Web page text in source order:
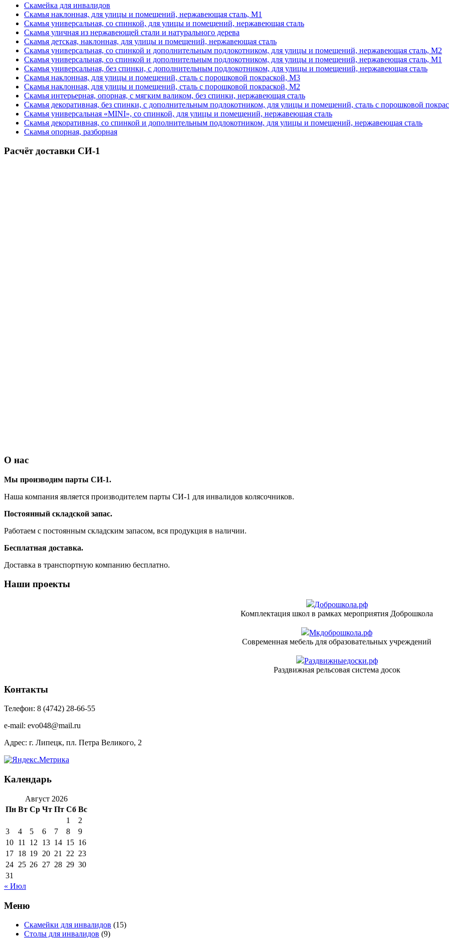
Скамейка для инвалидов
Скамья наклонная, для улицы и помещений, нержавеющая сталь, М1
Скамья универсальная, со спинкой, для улицы и помещений, нержавеющая сталь
Скамья уличная из нержавеющей стали и натурального дерева
Скамья детская, наклонная, для улицы и помещений, нержавеющая сталь
Скамья универсальная, со спинкой и дополнительным подлокотником, для улицы и помещений, нержавеющая сталь, М2
Скамья универсальная, со спинкой и дополнительным подлокотником, для улицы и помещений, нержавеющая сталь, М1
Скамья универсальная, без спинки, с дополнительным подлокотником, для улицы и помещений, нержавеющая сталь
Скамья наклонная, для улицы и помещений, сталь с порошковой покраской, М3
Скамья наклонная, для улицы и помещений, сталь с порошковой покраской, М2
Скамья интерьерная, опорная, с мягким валиком, без спинки, нержавеющая сталь
Скамья декоративная, без спинки, с дополнительным подлокотником, для улицы и помещений, сталь с порошковой
Скамья универсальная «MINI», со спинкой, для улицы и помещений, нержавеющая сталь
Скамья декоративная, со спинкой и дополнительным подлокотником, для улицы и помещений, нержавеющая сталь
Скамья опорная, разборная
Расчёт доставки СИ-1
О нас
Мы производим парты СИ-1.
Наша компания является производителем парты СИ-1 для инвалидов колясочников.
Постоянный складской запас.
Работаем с постоянным складским запасом, вся продукция в наличии.
Бесплатная доставка.
Доставка в транспортную компанию бесплатно.
Наши проекты
Доброшкола.рф
Комплектация школ в рамках мероприятия Доброшкола
Мкдоброшкола.рф
Современная мебель для образовательных учреждений
Раздвижныедоски.рф
Раздвижная рельсовая система досок
Контакты
Телефон: 8 (4742) 28-66-55
e-mail: evo048@mail.ru
Адрес: г. Липецк, пл. Петра Великого, 2
Календарь
Август 2026
Пн Вт Ср Чт Пт Сб Вс
1
2
3
4 5 6 7 8
9
10 11 12 13 14 15 16
17 18 19 20 21 22 23
24 25 26 27 28 29 30
31
« Июл
Меню
Скамейки для инвалидов (15)
Столы для инвалидов (9)